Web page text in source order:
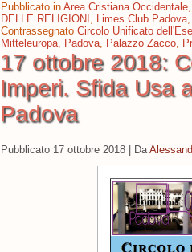
Pubblicato in Area Cristiana Occidentale,
DELLE RELIGIONI , Limes Club Padova,
Contrassegnato Circolo Unificato
Mitteleuropa, Padova, Palazzo Zacco,
17 ottobre 2018:
Imperi. Sfida Usa
Padova
Pubblicato 17 ottobre 2018 Da